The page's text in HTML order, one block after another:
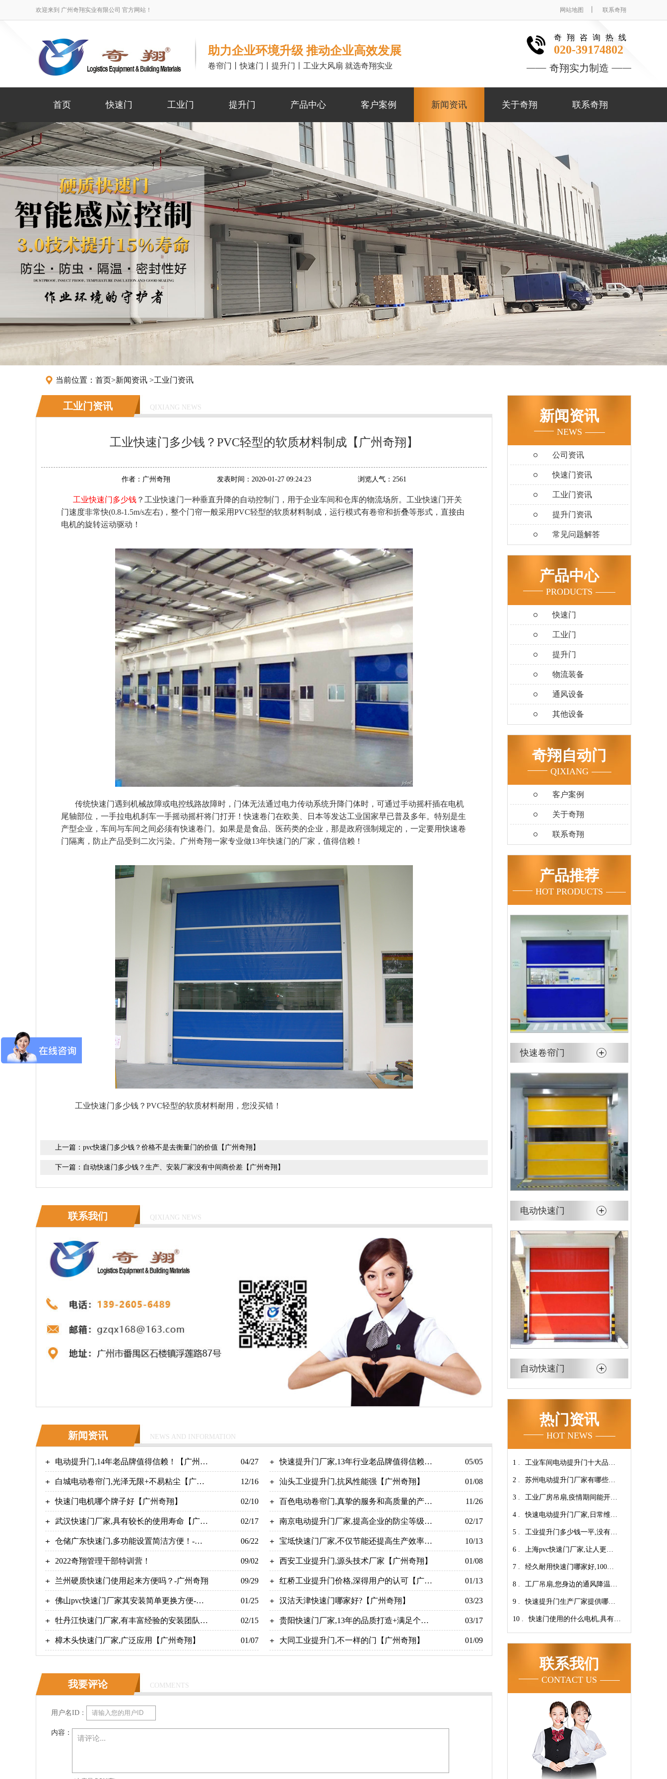
欢迎来到 广州奇翔实业有限公司 官方网站！ 网站地图 联系奇翔
助力企业环境升级 推动企业高效发展
卷帘门丨快速门丨提升门丨工业大风扇 就选奇翔实业
奇翔咨询热线
020-39174802
奇翔实力制造
首页 快速门 工业门 提升门 产品中心 客户案例 新闻资讯 关于奇翔 联系奇翔
当前位置： 首页>新闻资讯 >工业门资讯
工业门资讯 QIXIANG NEWS
工业快速门多少钱？PVC轻型的软质材料制成【广州奇翔】
作者： 广州奇翔 发表时间： 2020-01-27 09:24:23 浏览人气： 2561
工业快速门多少钱 ？工业快速门一种垂直升降的自动控制门，用于企业车间和仓库的物流场所。工业快速门开关
门速度非常快(0.8-1.5m/s左右)，整个门帘一般采用PVC轻型的软质材料制成，运行模式有卷帘和折叠等形式，直接由
电机的旋转运动驱动！
传统快速门遇到机械故障或电控线路故障时，门体无法通过电力传动系统升降门体时，可通过手动摇杆插在电机
尾轴部位，一手拉电机刹车一手摇动摇杆将门打开！快速卷门在欧美、日本等发达工业国家早已普及多年。特别是生
产型企业，车间与车间之间必须有快速卷门。如果是是食品、医药类的企业，那是政府强制规定的，一定要用快速卷
门隔离，防止产品受到二次污染。广州奇翔一家专业做13年快速门的厂家，值得信赖！
工业快速门多少钱？ PVC轻型的软质材料耐用 ，您没买错！
上一篇： pvc快速门多少钱？价格不是去衡量门的价值【广州奇翔】
下一篇： 自动快速门多少钱？生产、安装厂家没有中间商价差【广州奇翔】
联系我们 QIXIANG NEWS
新闻资讯 NEWS AND INFORMATION
电动提升门,14年老品牌值得信赖！【广州奇
翔】
04/27 快速提升门厂家,13年行业老品牌值得信赖！
【广州奇翔】
05/05
白城电动卷帘门,光泽无限+不易粘尘【广州
奇翔】
12/16 汕头工业提升门,抗风性能强【广州奇翔】 01/08
快速门电机哪个牌子好【广州奇翔】 02/10 百色电动卷帘门,真挚的服务和高质量的产品
【广州奇翔】
11/26
武汉快速门厂家,具有较长的使用寿命【广州
奇翔】
02/17 南京电动提升门厂家,提高企业的防尘等级
【广州奇翔】
02/17
仓储广东快速门,多功能设置简洁方便！-广
州奇翔
06/22 宝坻快速门厂家,不仅节能还提高生产效率！
-广州奇翔
10/13
2022奇翔管理干部特训营！ 09/02 西安工业提升门,源头技术厂家【广州奇翔】 01/08
兰州硬质快速门使用起来方便吗？-广州奇翔 09/29 红桥工业提升门价格,深得用户的认可【广州
奇翔】
01/13
佛山pvc快速门厂家其安装简单更换方便-广
州奇翔
01/25 汉沽天津快速门哪家好?【广州奇翔】 03/23
牡丹江快速门厂家,有丰富经验的安装团队
【广州奇翔】
02/15 贵阳快速门厂家,13年的品质打造+满足个性
化需求！【广州奇翔】
03/17
樟木头快速门厂家,广泛应用【广州奇翔】 01/07 大同工业提升门,不一样的门【广州奇翔】 01/09
我要评论 COMMENTS
用户名ID：
内容：
新闻资讯
NEWS
公司资讯
快速门资讯
工业门资讯
提升门资讯
常见问题解答
产品中心
PRODUCTS
快速门
工业门
提升门
物流装备
通风设备
其他设备
奇翔自动门
QIXIANG
客户案例
关于奇翔
联系奇翔
产品推荐
HOT PRODUCTS
快速卷帘门
电动快速门
自动快速门
热门资讯
HOT NEWS
1 . 工业车间电动提升门十大品牌
【广州奇翔】
2 . 苏州电动提升门厂家有哪些优
势特点呢？-广州奇翔
3 . 工业厂房吊扇,疫情期间能开空
调吗?【广州奇翔】
4 . 快速电动提升门厂家,日常维保
小技巧！【广州奇翔】
5 . 工业提升门多少钱一平,没有中
间商差价放心选购【广州奇
翔】
6 . 上海pvc快速门厂家,让人更安
心-广州奇翔
7 . 经久耐用快速门哪家好,100万
次连续开启设计【广州奇翔】
8 . 工厂吊扇,您身边的通风降温专
家！【广州奇翔】
9 . 快速提升门生产厂家提供哪些
服务呢-广州奇翔
10 . 快速门使用的什么电机,具有快
联系我们
CONTACT US